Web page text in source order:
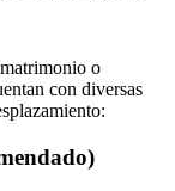
o
con diversas